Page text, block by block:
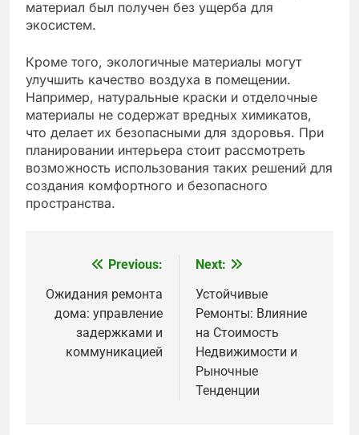
материал был получен без ущерба для
экосистем.
Кроме того, экологичные материалы могут
улучшить качество воздуха в помещении.
Например, натуральные краски и отделочные
материалы не содержат вредных химикатов,
что делает их безопасными для здоровья. При
планировании интерьера стоит рассмотреть
возможность использования таких решений для
создания комфортного и безопасного
пространства.
navigation
Previous:
Ожидания ремонта
дома: управление
задержками и
коммуникацией
Next:
Устойчивые
Ремонты: Влияние
на Стоимость
Недвижимости и
Рыночные
Тенденции